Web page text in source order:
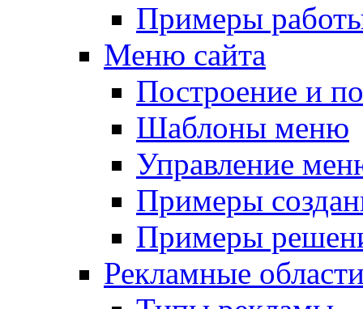
Примеры
Меню сайта
Построение и
Шаблоны меню
Управление
Примеры
Примеры
Рекламные